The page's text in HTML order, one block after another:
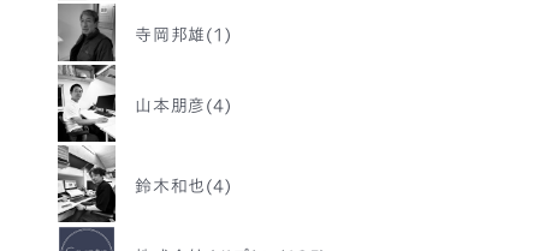
寺岡邦雄(1)
山本朋彦(4)
鈴木和也(4)